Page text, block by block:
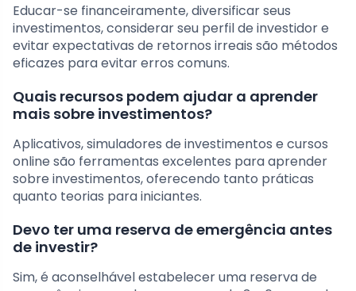
Educar-se financeiramente, diversificar seus
investimentos, considerar seu perfil de investidor e
evitar expectativas de retornos irreais são métodos
eficazes para evitar erros comuns.
Quais recursos podem ajudar a aprender
mais sobre investimentos?
Aplicativos, simuladores de investimentos e cursos
online são ferramentas excelentes para aprender
sobre investimentos, oferecendo tanto práticas
quanto teorias para iniciantes.
Devo ter uma reserva de emergência antes
de investir?
Sim, é aconselhável estabelecer uma reserva de